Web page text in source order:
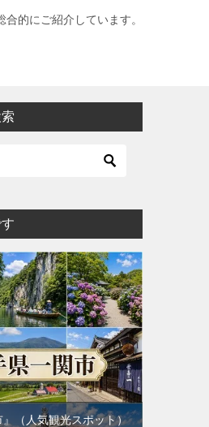
的にご紹介しています。
（人気観光スポット）